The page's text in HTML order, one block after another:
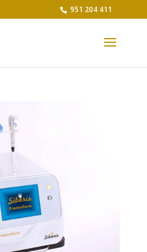
951 204 411